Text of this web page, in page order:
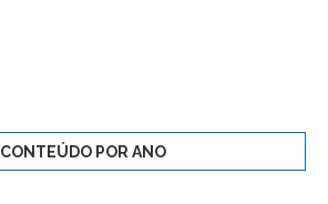
CONTEÚDO POR ANO